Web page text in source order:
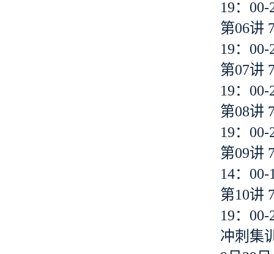
19：00-
第06讲
19：00-
第07讲
19：00-
第08讲
19：00-
第09讲
14：00-
第10讲
19：00-
冲刺集